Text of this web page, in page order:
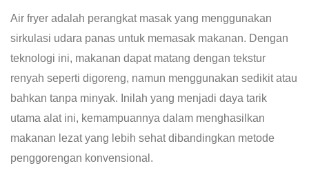
Air fryer adalah perangkat masak yang menggunakan
sirkulasi udara panas untuk memasak makanan. Dengan
teknologi ini, makanan dapat matang dengan tekstur
renyah seperti digoreng, namun menggunakan sedikit atau
bahkan tanpa minyak. Inilah yang menjadi daya tarik
utama alat ini, kemampuannya dalam menghasilkan
makanan lezat yang lebih sehat dibandingkan metode
penggorengan konvensional.